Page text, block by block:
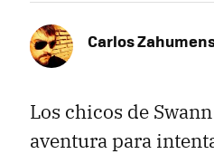
Carlos
Los chicos de
aventura para